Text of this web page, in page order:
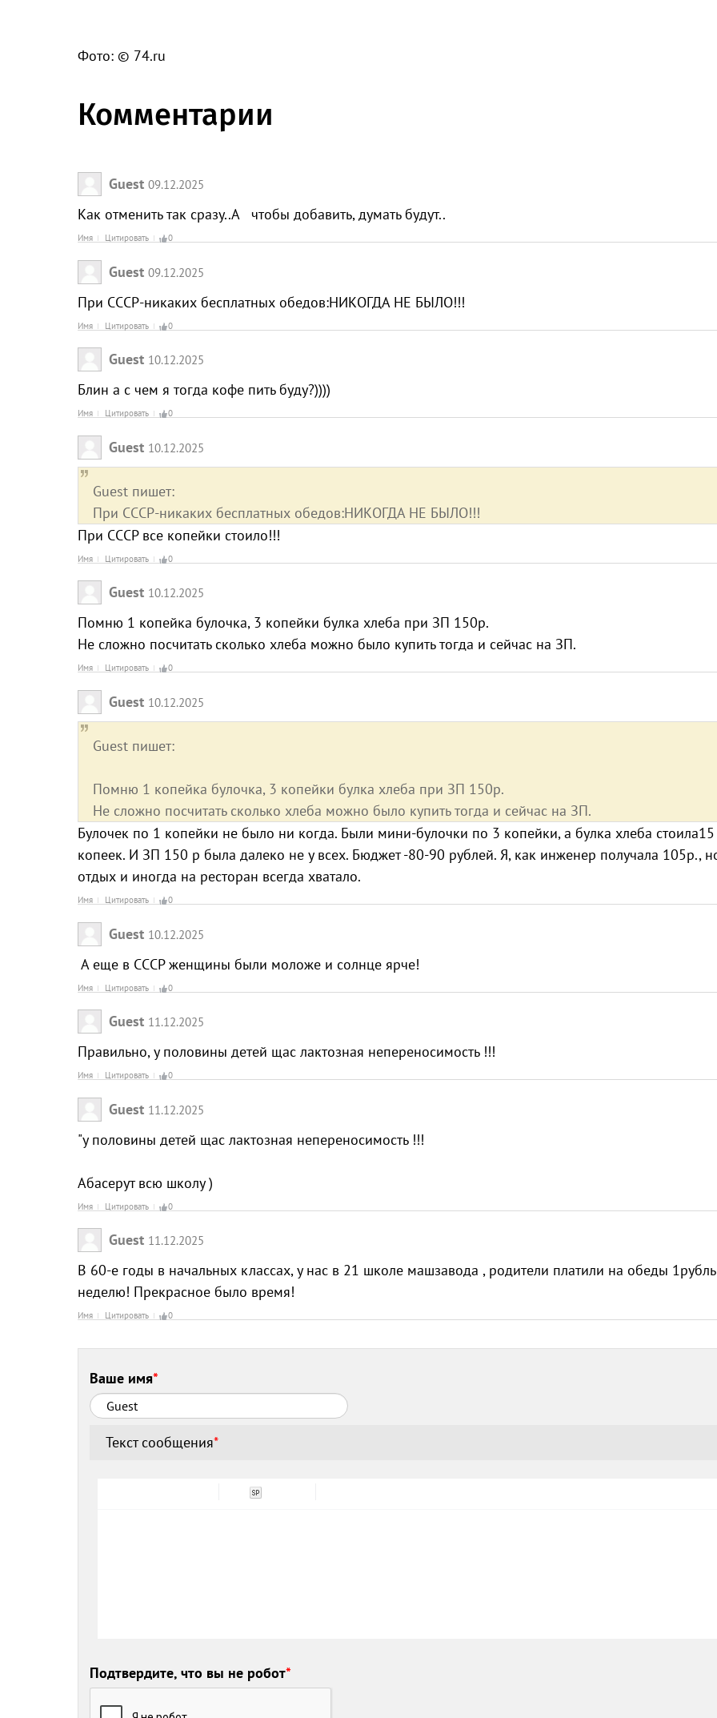
Фото: © 74.ru
Комментарии
Guest 09.12.2025
Как отменить так сразу..А чтобы добавить, думать будут..
Имя Цитировать 0
Guest 09.12.2025
При СССР-никаких бесплатных обедов:НИКОГДА НЕ БЫЛО!!!
Имя Цитировать 0
Guest 10.12.2025
Блин а с чем я тогда кофе пить буду?))))
Имя Цитировать 0
Guest 10.12.2025
Guest пишет:
При СССР-никаких бесплатных обедов:НИКОГДА НЕ БЫЛО!!!
При СССР все копейки стоило!!!
Имя Цитировать 0
Guest 10.12.2025
Помню 1 копейка булочка, 3 копейки булка хлеба при ЗП 150р.
Не сложно посчитать сколько хлеба можно было купить тогда и сейчас на ЗП.
Имя Цитировать 0
Guest 10.12.2025
Guest пишет:
Помню 1 копейка булочка, 3 копейки булка хлеба при ЗП 150р.
Не сложно посчитать сколько хлеба можно было купить тогда и сейчас на ЗП.
Булочек по 1 копейки не было ни когда. Были мини-булочки по 3 копейки, а булка хлеба стоила15
копеек. И ЗП 150 р была далеко не у всех. Бюджет -80-90 рублей. Я, как инженер получала 105р.,
отдых и иногда на ресторан всегда хватало.
Имя Цитировать 0
Guest 10.12.2025
А еще в СССР женщины были моложе и солнце ярче!
Имя Цитировать 0
Guest 11.12.2025
Правильно, у половины детей щас лактозная непереносимость !!!
Имя Цитировать 0
Guest 11.12.2025
"у половины детей щас лактозная непереносимость !!!
Абасерут всю школу )
Имя Цитировать 0
Guest 11.12.2025
В 60-е годы в начальных классах, у нас в 21 школе машзавода , родители платили на обеды
неделю! Прекрасное было время!
Имя Цитировать 0
Ваше имя*
Текст сообщения*
Подтвердите, что вы не робот*